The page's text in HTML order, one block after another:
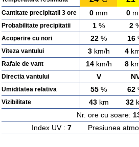
Cantitate precipitatii 3 ore 0 mm 0
Probabilitate precipitatii 1 % 2
Acoperire cu nori 22 % 16
Viteza vantului 3km/h 4
Rafale de vant 14km/h 8
Directia vantului V
Umiditatea relativa 55 % 62
Vizibilitate 43km 32
Nr. ore cu soare:
Index UV : 7Presiunea